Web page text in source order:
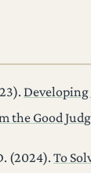
the Good
(2024). To